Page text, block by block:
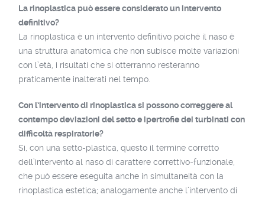
La rinoplastica può essere considerato un intervento
definitivo?
La rinoplastica è un intervento definitivo poiché il naso è
una struttura anatomica che non subisce molte variazioni
con l’età, i risultati che si otterranno resteranno
praticamente inalterati nel tempo.
Con l’intervento di rinoplastica si possono correggere al
contempo deviazioni del setto e ipertrofie dei turbinati con
difficoltà respiratorie?
Sì, con una setto-plastica, questo il termine corretto
dell’intervento al naso di carattere correttivo-funzionale,
che può essere eseguita anche in simultaneità con la
rinoplastica estetica; analogamente anche l’intervento di